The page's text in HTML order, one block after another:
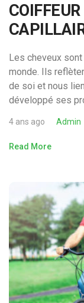
Les cheveux
monde. Ils
de soi et nous
développé ses
4 ans ago Admin
Read More